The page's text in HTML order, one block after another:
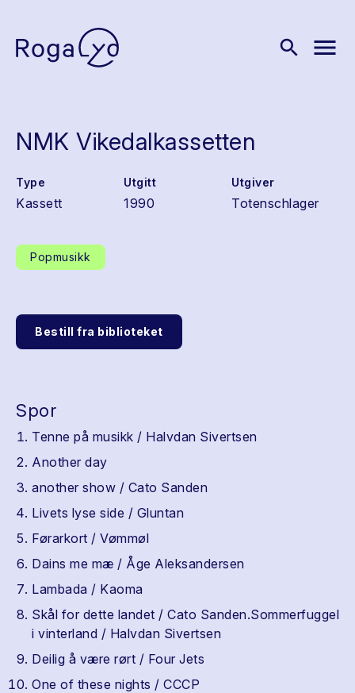
search menu
NMK Vikedalkassetten
Type
Kassett
Utgitt
1990
Utgiver
Totenschlager
Popmusikk
Bestill fra biblioteket
Spor
Tenne på musikk / Halvdan Sivertsen
Another day
another show / Cato Sanden
Livets lyse side / Gluntan
Førarkort / Vømmøl
Dains me mæ / Åge Aleksandersen
Lambada / Kaoma
Skål for dette landet / Cato Sanden.Sommerfuggel
i vinterland / Halvdan Sivertsen
Deilig å være rørt / Four Jets
One of these nights / CCCP